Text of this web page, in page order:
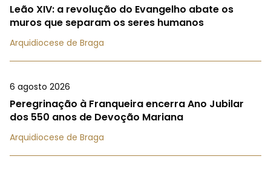
Leão XIV: a revolução do Evangelho abate os
muros que separam os seres humanos
Arquidiocese de Braga
6 agosto 2026
Peregrinação à Franqueira encerra Ano Jubilar
dos 550 anos de Devoção Mariana
Arquidiocese de Braga